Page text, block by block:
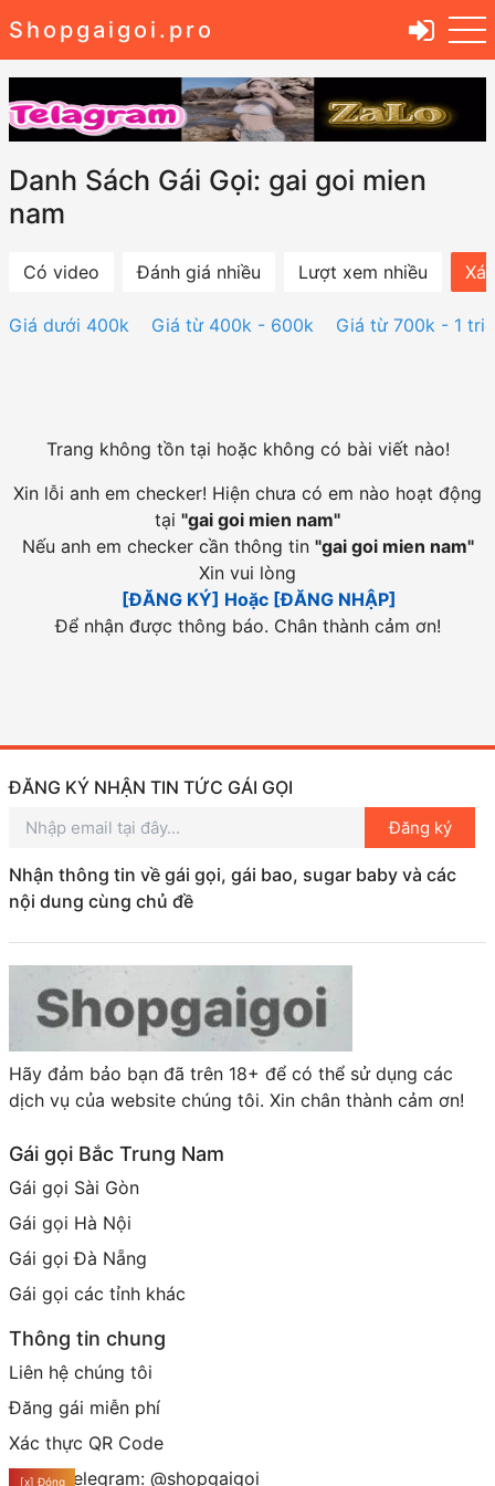
Shopgaigoi.pro
Danh Sách Gái Gọi: gai goi mien
nam
Có video Đánh giá nhiều Lượt xem nhiều
Giá dưới 400k Giá từ 400k - 600k Giá từ 700k - 1
Trang không tồn tại hoặc không có bài viết nào!
Xin lỗi anh em checker! Hiện chưa có em nào hoạt động
tại "gai goi mien nam"
Nếu anh em checker cần thông tin "gai goi mien nam"
Xin vui lòng
[ĐĂNG KÝ] Hoặc [ĐĂNG NHẬP]
Để nhận được thông báo. Chân thành cảm ơn!
ĐĂNG KÝ NHẬN TIN TỨC GÁI GỌI
Đăng ký
Nhận thông tin về gái gọi, gái bao, sugar baby và các
nội dung cùng chủ đề
Hãy đảm bảo bạn đã trên 18+ để có thể sử dụng các
dịch vụ của website chúng tôi. Xin chân thành cảm ơn!
Gái gọi Bắc Trung Nam
Gái gọi Sài Gòn
Gái gọi Hà Nội
Gái gọi Đà Nẵng
Gái gọi các tỉnh khác
Thông tin chung
Liên hệ chúng tôi
Đăng gái miễn phí
Xác thực QR Code
Group telegram: @shopgaigoi
[x] Đóng